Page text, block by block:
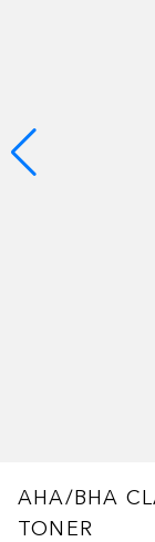
AHA/BHA
TONER